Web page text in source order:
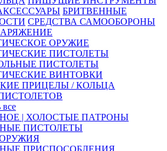
БРИТВЕННЫЕ
СРЕДСТВА САМООБОРОНЫ
ОРУЖИЕ
ПИСТОЛЕТЫ
ПИСТОЛЕТЫ
ВИНТОВКИ
ПРИЦЕЛЫ / КОЛЬЦА
все
| ХОЛОСТЫЕ ПАТРОНЫ
ПИСТОЛЕТЫ
ПРИСПОСОБЛЕНИЯ